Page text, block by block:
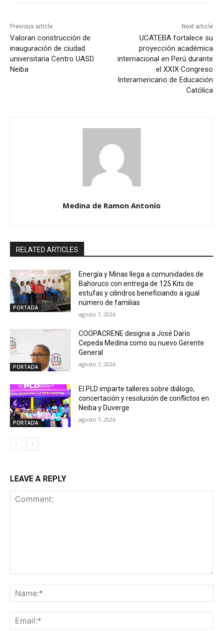
Previous article
Valoran construcción de
inauguración de ciudad
universitaria Centro UASD
Neiba
Next article
UCATEBA fortalece su
proyección académica
internacional en Perú durante
el XXIX Congreso
Interamericano de Educación
Católica
Medina de Ramon Antonio
RELATED ARTICLES
PORTADA
Energía y Minas llega a comunidades de
Bahoruco con entrega de 125 Kits de
estufas y cilindros beneficiando a igual
número de familias
agosto 7, 2026
PORTADA
COOPACRENE designa a José Darío
Cepeda Medina como su nuevo Gerente
General
agosto 7, 2026
PORTADA
El PLD imparte talleres sobre diálogo,
concertación y resolución de conflictos en
Neiba y Duverge
agosto 7, 2026
LEAVE A REPLY